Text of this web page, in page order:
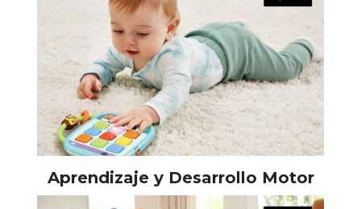
Aprendizaje y Desarrollo Motor